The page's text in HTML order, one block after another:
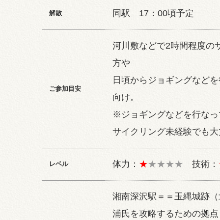
解散 同駅 17：00頃予定
ご参加目安
河川敷などで2時間程度の
方や
日頃からジョギングなど
向け。
※ジョギングなどを行な
サイクリング未経験でも
レベル 体力： ★★★★★ 技術：
湘南深沢駅＝＝玉縄城跡
浦氏を攻略するための拠